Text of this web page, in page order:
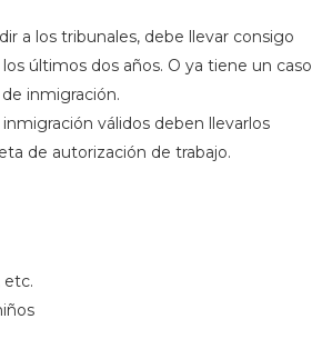
a los tribunales, debe llevar consigo
últimos dos años. O ya tiene un caso
inmigración.
válidos deben llevarlos
de autorización de trabajo.
etc.